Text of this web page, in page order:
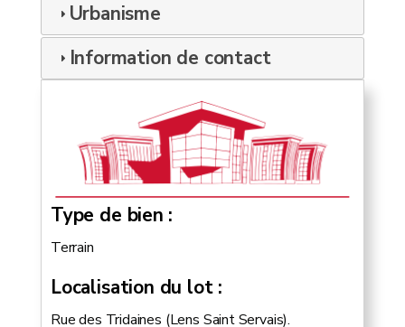
Urbanisme
Information de contact
Type de bien
Terrain
Localisation du lot
Rue des Tridaines (Lens Saint Servais).